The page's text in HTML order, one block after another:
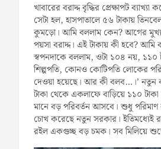
খাবারের বরাদ্দ বৃদ্ধির প্রেক্ষাপট
সেটা হল, হাসপাতালে ৫৬ টাকায়
কুমড়ো। আমি বললাম কেন? আগের
পয়সা বরাদ্দ। এই টাকায় কী হবে?
স্বপনদাকে বললাম, ওটা ১০৪ নয়, ১১০
শিল্পপতি, কোনও কোটিপতি লোকের
দেওয়া হয়েছে। আর কী বলব…।’ নতুন
টাকা থেকে একলাফে বাড়িয়ে ১১০ টাকা
মানে বড় পরিবর্তন আসবে। শুধু পরিমাণ
চোখ করেছে নতুন সরকার। ইতিমধ্যেই
রইল একগুচ্ছ বড় চমক। সব মিলিয়ে